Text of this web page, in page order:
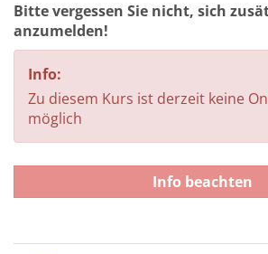
Bitte vergessen Sie nicht, sich
anzumelden!
Info:
Zu diesem Kurs ist derzeit keine
möglich
Info beachten